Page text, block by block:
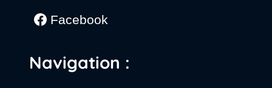
Facebook
Navigation :